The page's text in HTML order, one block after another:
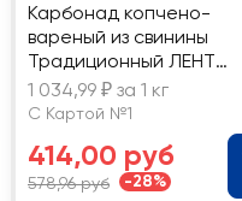
Карбонад копчено-
вареный из свинины
Традиционный ЛЕНТА
FRESH, весовой
1 034,99 ₽ за 1 кг
С Картой №1
414,00 руб
578,96 руб -28%